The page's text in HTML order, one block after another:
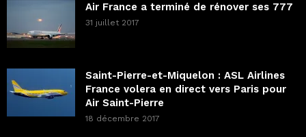
Air France a terminé de rénover ses 777
31 juillet 2017
Saint-Pierre-et-Miquelon : ASL Airlines
France volera en direct vers Paris pour
Air Saint-Pierre
18 décembre 2017